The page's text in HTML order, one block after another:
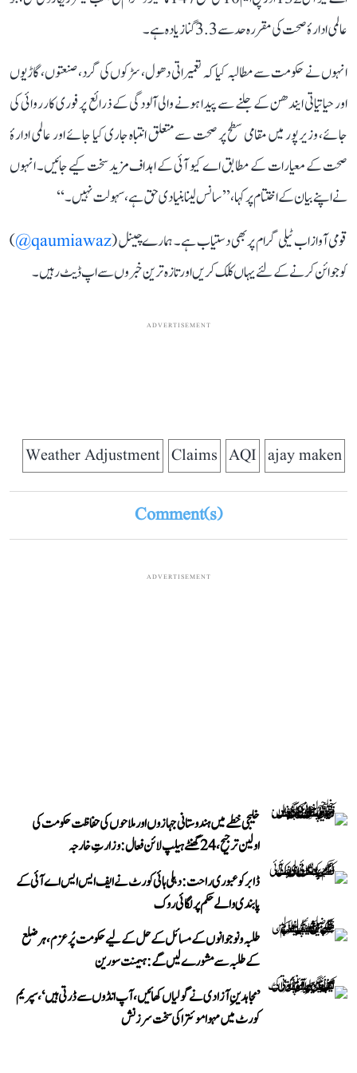
عالمی ادارۂ صحت کی مقررہ حد سے 3.3 گنا زیادہ ہے۔
انہوں نے حکومت سے مطالبہ کیا کہ تعمیراتی دھول، سڑکوں کی گرد، صنعتوں، گاڑیوں
اور حیاتیاتی ایندھن کے جلنے سے پیدا ہونے والی آلودگی کے ذرائع پر فوری کارروائی کی
جائے، وزیرپور میں مقامی سطح پر صحت سے متعلق انتباہ جاری کیا جائے اور عالمی ادارۂ
صحت کے معیارات کے مطابق اے کیو آئی کے اہداف مزید سخت کیے جائیں۔ انہوں
نے اپنے بیان کے اختتام پر کہا، ’’سانس لینا بنیادی حق ہے، سہولت نہیں۔‘‘
قومی آواز اب ٹیلی گرام پر بھی دستیاب ہے۔ ہمارے چینل (qaumiawaz@
)
کو جوائن کرنے کے لئے یہاں کلک کریں اور تازہ ترین خبروں سے اپ ڈیٹ رہیں۔
ADVERTISEMENT
ajay maken
AQI
Claims
Weather Adjustment
Comment(s)
ADVERTISEMENT
خلیجی خطے میں ہندوستانی جہازوں اور ملاحوں کی حفاظت حکومت کی
اولین ترجیح، 24 گھنٹے ہیلپ لائن فعال: وزارتِ خارجہ
ڈابر کو عبوری راحت: دہلی ہائی کورٹ نے ایف ایس ایس اے آئی کے
پابندی والے حکم پر لگائی روک
طلبہ و نوجوانوں کے مسائل کے حل کے لیے حکومت پُرعزم، ہر ضلع
کے طلبہ سے مشورے لیں گے: ہیمنت سورین
’مجاہدینِ آزادی نے گولیاں کھائیں، آپ انڈوں سے ڈرتی ہیں‘، سپریم
کورٹ میں مہوا موئترا کی سخت سرزنش